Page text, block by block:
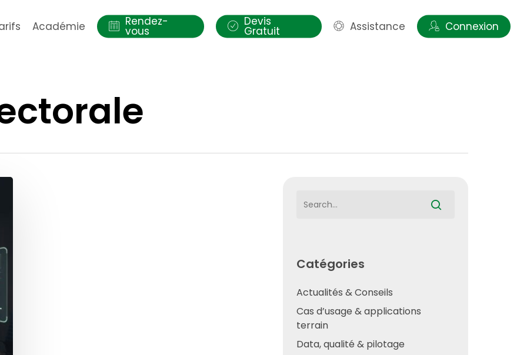
Académie Rendez-
vous
Devis
Gratuit Assistance Connexion
Catégories
Actualités & Conseils
Cas d’usage & applications
terrain
Data, qualité & pilotage